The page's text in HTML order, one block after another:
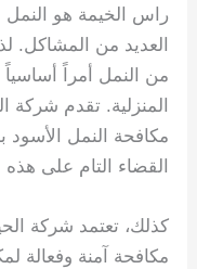
راس الخيمة هو
العديد من المشاكل.
من النمل أمراً
المنزلية. تقدم
مكافحة النمل
القضاء التام على هذه
كذلك، تعتمد شركة
مكافحة آمنة وفعالة